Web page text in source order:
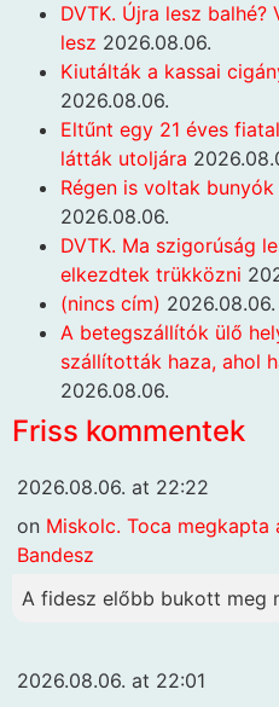
DVTK. Újra lesz
lesz 2026.08.06.
Kiutálták a kassai
2026.08.06.
Eltűnt egy 21 éves
látták utoljára
Régen is voltak
2026.08.06.
DVTK. Ma szigorúság
elkezdtek trükközni
(nincs cím) 2026.08.06.
A betegszállítók ülő
szállították haza, ahol
2026.08.06.
Friss kommentek
2026.08.06. at 22:22
on Miskolc. Toca megkapta
Bandesz
A fidesz előbb bukott meg
2026.08.06. at 22:01